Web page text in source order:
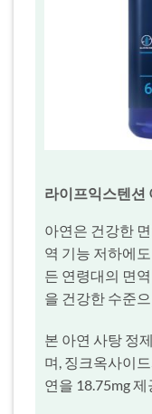
라이프익스텐션
아연은 건강한
역 기능 저하에
든 연령대의 면
을 건강한 수준
본 아연 사탕 정
며, 징크옥사이
연을 18.75mg 제